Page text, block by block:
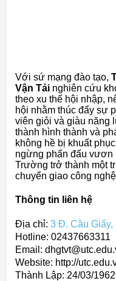
Với sứ mạng đào tạo,
Vận Tải nghiên cứu
theo xu thế hội nhập,
hội nhằm thúc đẩy sự
viên giỏi và giàu năng
thành hình thành và
không hề bị khuất
ngừng phấn đấu vươn
Trường trở thành một
chuyển giao công
Thông tin liên hệ
Địa chỉ: 3 Đ. Cầu
Hotline: 02437663311
Email:
Website: http://
Thành Lập: 24/03/1962